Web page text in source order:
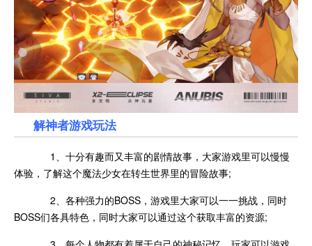
解神者游戏玩法
1、十分有趣而又丰富的剧情故事，大家游戏里可以慢慢
体验，了解这个魔法少女在转生世界里的冒险故事;
2、各种强力的BOSS，游戏里大家可以一一挑战，同时
BOSS们各具特色，同时大家可以通过这个获取丰富的资源;